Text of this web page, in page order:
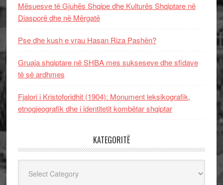
Mësuesve të Gjuhës Shqipe dhe Kulturës Shqiptare në
Diasporë dhe në Mërgatë
Pse dhe kush e vrau Hasan Riza Pashën?
Gruaja shqiptare në SHBA mes sukseseve dhe sfidave
të së ardhmes
Fjalori i Kristoforidhit (1904): Monument leksikografik,
etnogjeografik dhe i identitetit kombëtar shqiptar
KATEGORITË